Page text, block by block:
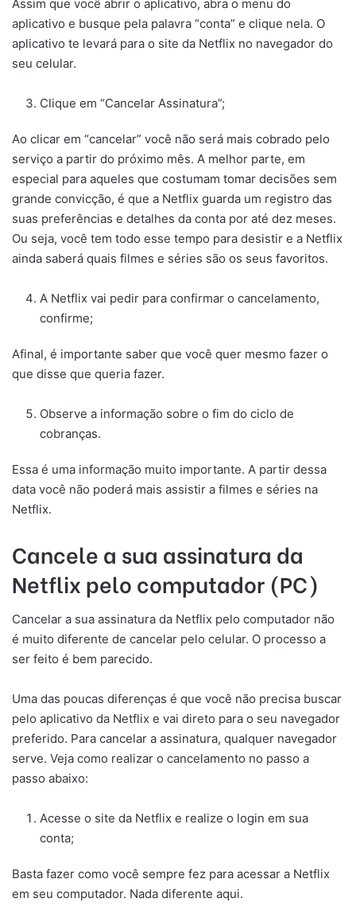
Assim que você abrir o aplicativo, abra o menu do
aplicativo e busque pela palavra “conta” e clique nela. O
aplicativo te levará para o site da Netflix no navegador do
seu celular.
Clique em “Cancelar Assinatura”;
Ao clicar em “cancelar” você não será mais cobrado pelo
serviço a partir do próximo mês. A melhor parte, em
especial para aqueles que costumam tomar decisões sem
grande convicção, é que a Netflix guarda um registro das
suas preferências e detalhes da conta por até dez meses.
Ou seja, você tem todo esse tempo para desistir e a Netflix
ainda saberá quais filmes e séries são os seus favoritos.
A Netflix vai pedir para confirmar o cancelamento,
confirme;
Afinal, é importante saber que você quer mesmo fazer o
que disse que queria fazer.
Observe a informação sobre o fim do ciclo de
cobranças.
Essa é uma informação muito importante. A partir dessa
data você não poderá mais assistir a filmes e séries na
Netflix.
Cancele a sua assinatura da
Netflix pelo computador (PC)
Cancelar a sua assinatura da Netflix pelo computador não
é muito diferente de cancelar pelo celular. O processo a
ser feito é bem parecido.
Uma das poucas diferenças é que você não precisa buscar
pelo aplicativo da Netflix e vai direto para o seu navegador
preferido. Para cancelar a assinatura, qualquer navegador
serve. Veja como realizar o cancelamento no passo a
passo abaixo:
Acesse o site da Netflix e realize o login em sua
conta;
Basta fazer como você sempre fez para acessar a Netflix
em seu computador. Nada diferente aqui.